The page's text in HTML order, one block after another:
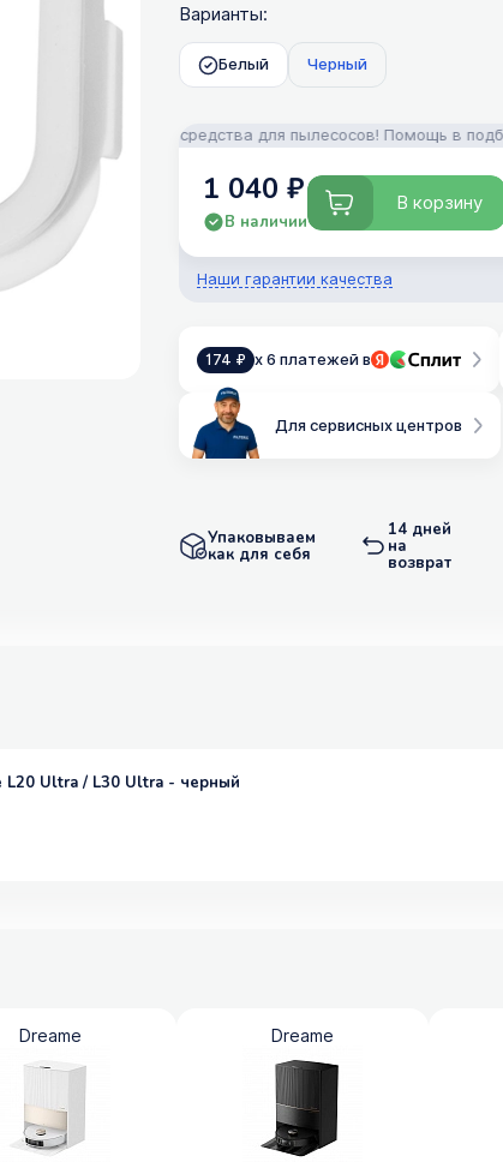
Варианты:
Белый Черный
и моющие средства для пылесосов! Помощь в подборе!
1 040 ₽
В наличии
В корзину
Наши гарантии качества
174 ₽ x 6 платежей в
Для сервисных центров
Упаковываем
как для себя
14 дней
на
возврат
L20 Ultra / L30 Ultra - черный
Dreame Dreame